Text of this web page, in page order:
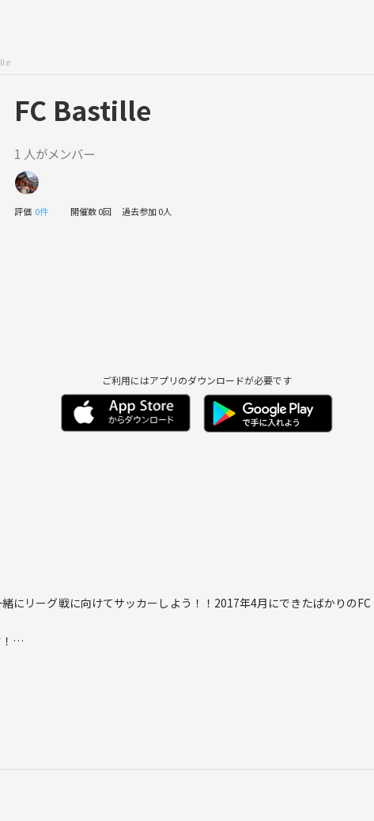
FC Bastille
1 人がメンバー
評価 0件 開催数 0回 過去参加 0人
ご利用にはアプリのダウンロードが必要です
にリーグ戦に向けてサッカーしよう！！2017年4月にできたばかりの
す！
したいと思っています！